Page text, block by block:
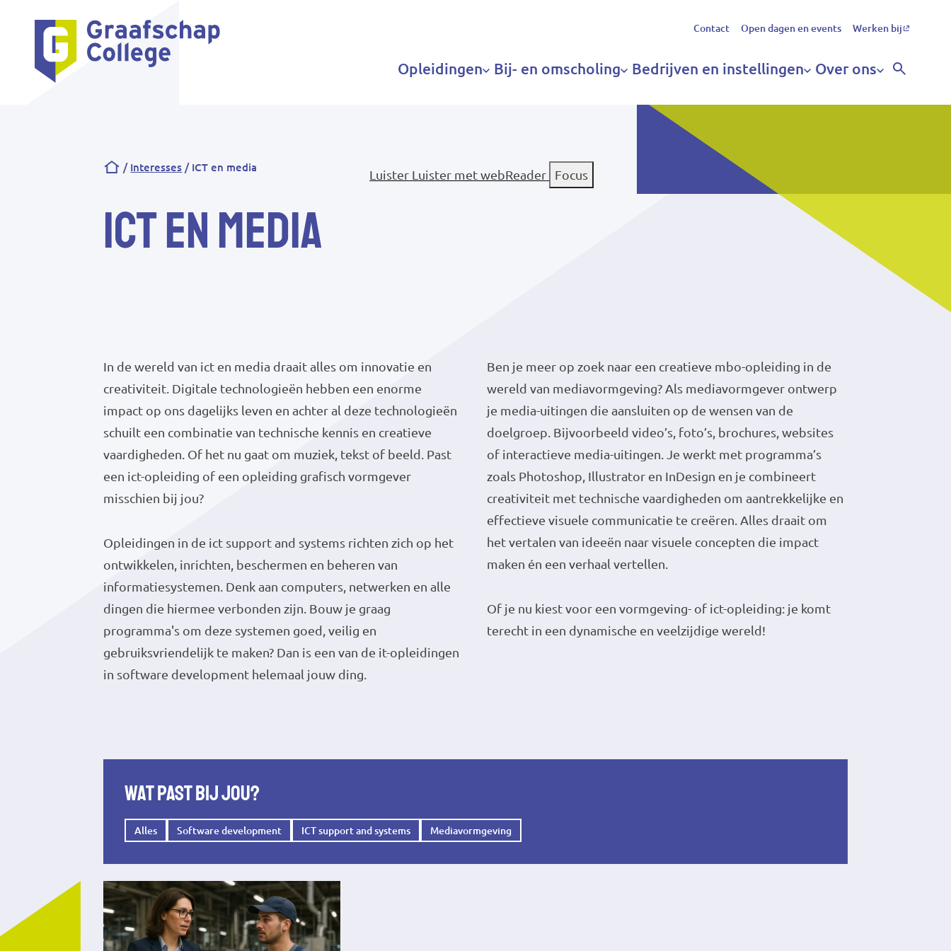
Secundair
menu
Contact Open dagen en events Werken bij
Hoofdnavigatie
Opleidingen Bij- en omscholing Bedrijven en instellingen Over ons
Luister Luister met webReader Focus
Kruimelpad
Interesses ICT en media
ICT en media
In de wereld van ict en media draait alles om innovatie en
creativiteit. Digitale technologieën hebben een enorme
impact op ons dagelijks leven en achter al deze technologieën
schuilt een combinatie van technische kennis en creatieve
vaardigheden. Of het nu gaat om muziek, tekst of beeld. Past
een ict-opleiding of een opleiding grafisch vormgever
misschien bij jou?
Opleidingen in de ict support and systems richten zich op het
ontwikkelen, inrichten, beschermen en beheren van
informatiesystemen. Denk aan computers, netwerken en alle
dingen die hiermee verbonden zijn. Bouw je graag
programma's om deze systemen goed, veilig en
gebruiksvriendelijk te maken? Dan is een van de it-opleidingen
in software development helemaal jouw ding.
Ben je meer op zoek naar een creatieve mbo-opleiding in de
wereld van mediavormgeving? Als mediavormgever ontwerp
je media-uitingen die aansluiten op de wensen van de
doelgroep. Bijvoorbeeld video’s, foto’s, brochures, websites
of interactieve media-uitingen. Je werkt met programma’s
zoals Photoshop, Illustrator en InDesign en je combineert
creativiteit met technische vaardigheden om aantrekkelijke en
effectieve visuele communicatie te creëren. Alles draait om
het vertalen van ideeën naar visuele concepten die impact
maken én een verhaal vertellen.
Of je nu kiest voor een vormgeving- of ict-opleiding: je komt
terecht in een dynamische en veelzijdige wereld!
Wat past bij jou?
Alles Software development ICT support and systems Mediavormgeving